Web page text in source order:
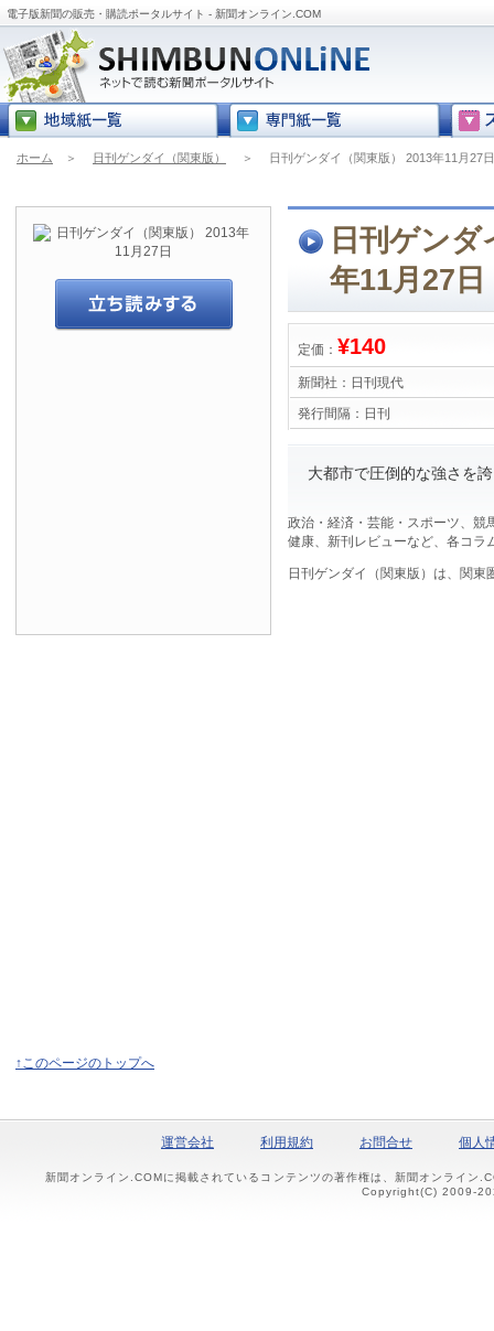
電子版新聞の販売・購読ポータルサイト - 新聞オンライン.COM
ホーム ＞ 日刊ゲンダイ（関東版） ＞ 日刊ゲンダイ（関東版） 2013年11月27日
日刊ゲン
年11月27日
定価： ¥140
新聞社： 日刊現代
発行間隔： 日刊
大都市で圧倒的な強さを
政治・経済・芸能・スポーツ、競
健康、新刊レビューなど、各コラ
日刊ゲンダイ（関東版）は、関
↑このページのトップへ
運営会社 利用規約 お問合せ 個人
新聞オンライン.COMに掲載されているコンテンツの著作権は、新聞オンライン
Copyright(C) 2009-